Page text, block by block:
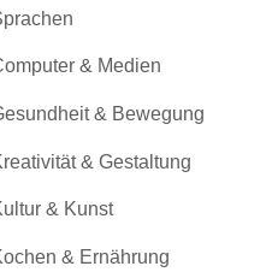
& Medien
& Bewegung
& Gestaltung
& Kunst
& Ernährung